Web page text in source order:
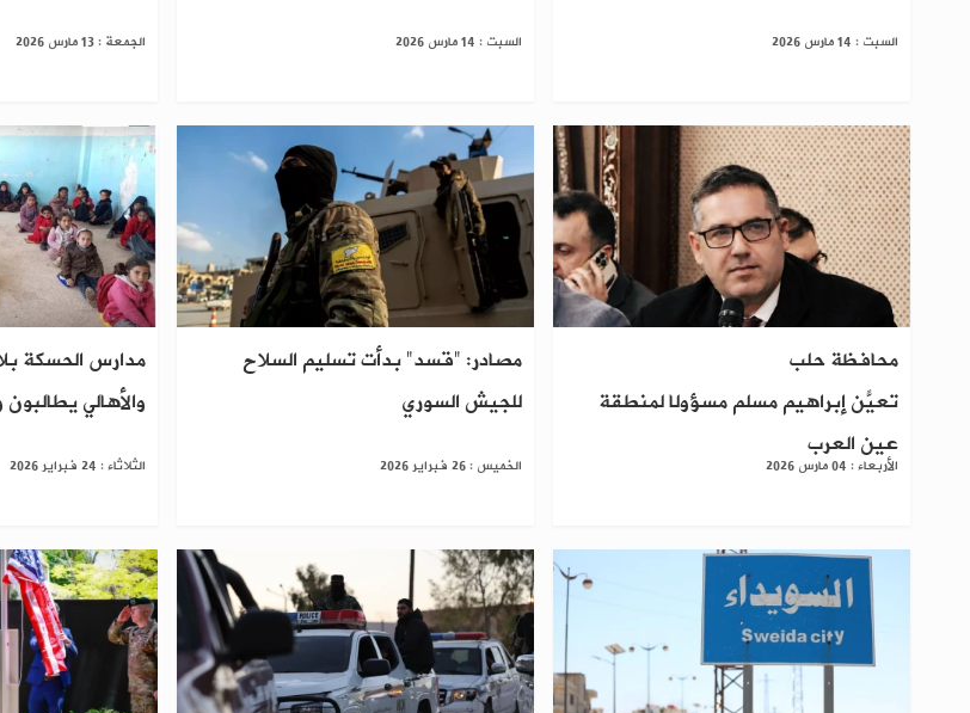
السبت : 14 مارس 2026 السبت : 14 مارس 2026 الجمعة : 13 مارس 2026
محافظة حلب
تعيّن إبراهيم مسلم مسؤولًا لمنطقة
عين العرب
الأربعاء : 04 مارس 2026
مصادر: "قسد" بدأت تسليم السلاح
للجيش السوري
الخميس : 26 فبراير 2026
مدارس الحسكة
والأهالي يطالبون
الثلاثاء : 24 فبراير 2026